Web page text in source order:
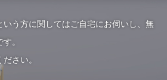
う方に関してはご自宅にお伺いし、無
。
さい。